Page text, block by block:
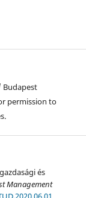
Budapest
permission to
és
Management